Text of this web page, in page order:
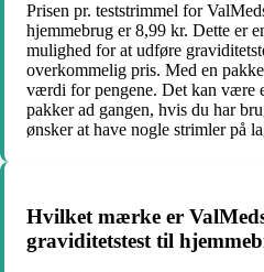
Prisen pr. teststrimmel for
hjemmebrug er 8,99 kr. Dette er
mulighed for at udføre
overkommelig pris. Med en
værdi for pengene. Det kan være
pakker ad gangen, hvis du har
ønsker at have nogle strimler på
Hvilket mærke er
graviditetstest til